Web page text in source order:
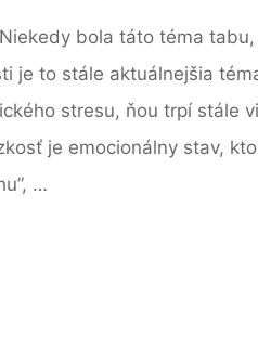
bola táto téma
je to stále aktuálnejšia
stresu, ňou trpí stále
je emocionálny stav,
…